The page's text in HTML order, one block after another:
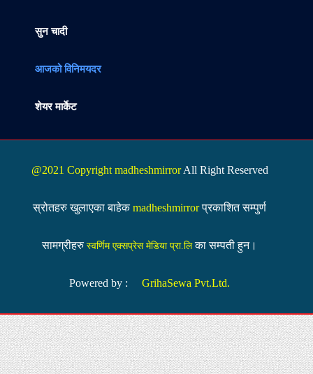
सुन चादी
आजको विनिमयदर
शेयर मार्केट
@2021 Copyright madheshmirrorAll Right Reserved
स्रोतहरु खुलाएका बाहेक madheshmirror प्रकाशित सम्पुर्ण
सामग्रीहरु स्वर्णिम एक्सप्रेस मेडिया प्रा.लिका सम्पती हुन।
Powered by : GrihaSewa Pvt.Ltd.